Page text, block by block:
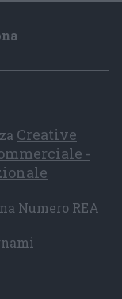
Creative
-
Numero REA